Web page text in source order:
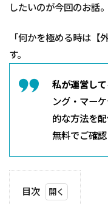
したいのが今回のお話。
「何かを極める時は【
す。
私が運営し
ング・マー
的な方法を
無料でご確認
目次